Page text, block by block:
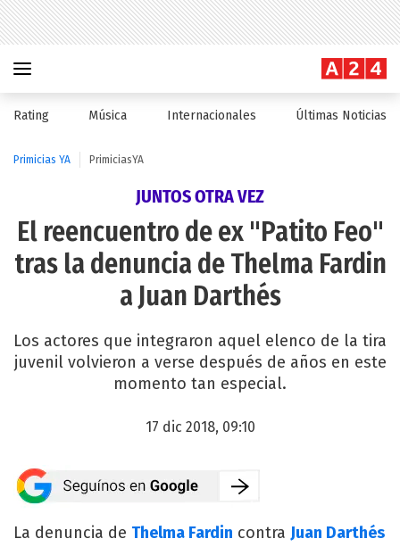
Rating Música Internacionales Últimas Noticias
Primicias YA PrimiciasYA
JUNTOS OTRA VEZ
El reencuentro de ex "Patito Feo"
tras la denuncia de Thelma Fardin
a Juan Darthés
Los actores que integraron aquel elenco de la tira
juvenil volvieron a verse después de años en este
momento tan especial.
17 dic 2018, 09:10
La denuncia de Thelma Fardin contra Juan Darthés